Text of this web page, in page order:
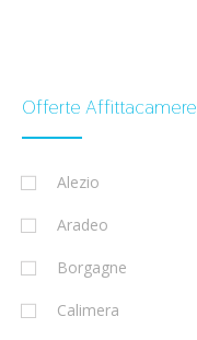
Offerte Affittacamere
Alezio
Aradeo
Borgagne
Calimera